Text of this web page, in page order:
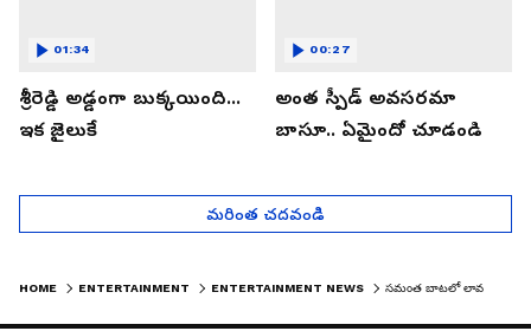
శ్రీరెడ్డి అడ్డంగా బుక్కయింది...
ఇక జైలుకే
01:34
అంత స్పీడ్ అవసరమా
బాసూ.. ఏమైందో చూడండి
00:27
మరింత చదవండి
HOME ENTERTAINMENT ENTERTAINMENT NEWS